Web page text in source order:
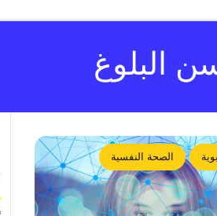
البلوغ
الصحة النفسية